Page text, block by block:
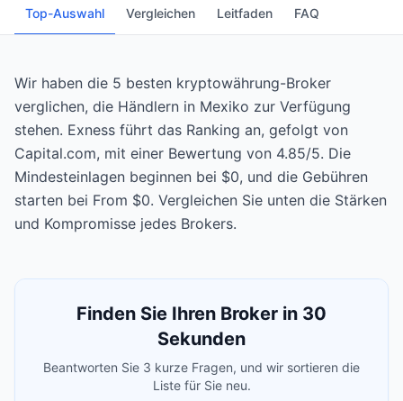
Top-Auswahl Vergleichen Leitfaden FAQ
Wir haben die 5 besten kryptowährung-Broker
verglichen, die Händlern in Mexiko zur Verfügung
stehen. Exness führt das Ranking an, gefolgt von
Capital.com, mit einer Bewertung von 4.85/5. Die
Mindesteinlagen beginnen bei $0, und die Gebühren
starten bei From $0. Vergleichen Sie unten die Stärken
und Kompromisse jedes Brokers.
Finden Sie Ihren Broker in 30
Sekunden
Beantworten Sie 3 kurze Fragen, und wir sortieren die
Liste für Sie neu.